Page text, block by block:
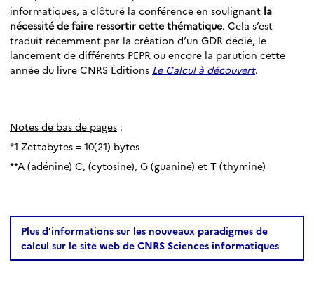
informatiques, a clôturé la conférence en soulignant la
nécessité de faire ressortir cette thématique. Cela s’est
traduit récemment par la création d’un GDR dédié, le
lancement de différents PEPR ou encore la parution cette
année du livre CNRS Éditions Le Calcul à découvert.
Notes de bas de pages :
*1 Zettabytes = 10(21) bytes
**A (adénine) C, (cytosine), G (guanine) et T (thymine)
Plus d’informations sur les nouveaux paradigmes de
calcul sur le site web de CNRS Sciences informatiques